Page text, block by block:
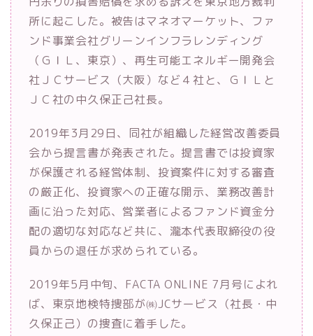
所に起こした。被告はマネオマーケット、ファ
ンド事業会社グリーンインフラレンディング
（ＧＩＬ、東京）、再生可能エネルギー開発会
社ＪＣサービス（大阪）など４社と、ＧＩＬと
ＪＣ社の中久保正己社長。
2019年3月29日、同社が組織した経営改善委員
会から提言書が発表された。提言書では投資家
が保護される経営体制、投資案件に対する審査
の厳正化、投資家への正確な開示、業務改善計
画に沿った対応、営業者によるファンド資金分
配の適切な対応など共に、瀧本代表取締役の役
員からの退任が求められている。
2019年5月中旬、FACTA ONLINE 7月号によれ
ば、東京地検特捜部が㈱JCサービス（社長・中
久保正己）の捜査に着手した。